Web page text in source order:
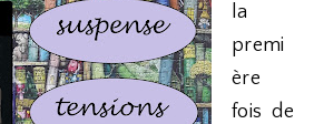
la
premi
ère
fois de